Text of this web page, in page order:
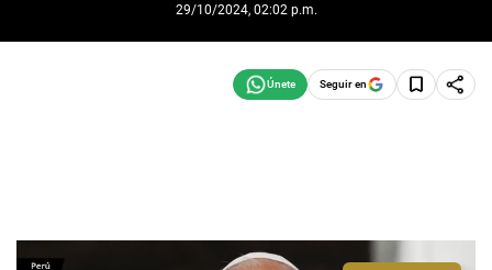
29/10/2024, 02:02 p.m.
Seguir en